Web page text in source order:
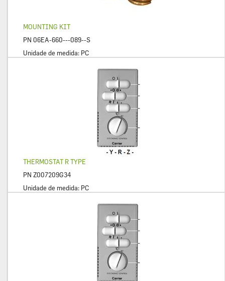
MOUNTING KIT
PN 06EA-660---089--S
Unidade de medida: PC
THERMOSTAT R TYPE
PN Z007209G34
Unidade de medida: PC